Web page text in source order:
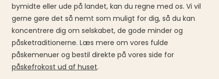
bymidte eller ude på landet, kan du regne med os. Vi vil
gerne gøre det så nemt som muligt for dig, så du kan
koncentrere dig om selskabet, de gode minder og
påsketraditionerne. Læs mere om vores fulde
påskemenuer og bestil direkte på vores side for
påskefrokost ud af huset.